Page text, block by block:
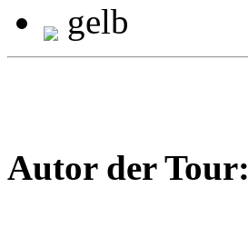
gelb
Autor der Tour: